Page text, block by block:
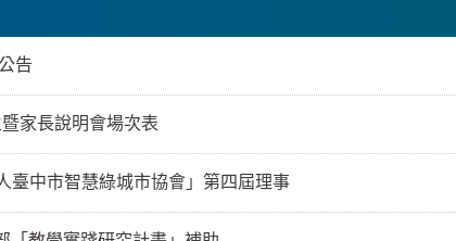
告
家長說明會場次表
臺中市智慧綠城市協會」第四屆理事